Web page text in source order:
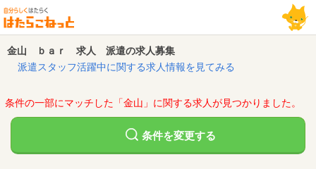
金山 ｂａｒ 求人 派遣の求人募集
派遣スタッフ活躍中に関する求人情報を見てみる
条件の一部にマッチした「金山」に関する求人が見つかりました。
条件を変更する